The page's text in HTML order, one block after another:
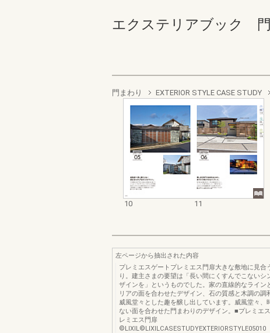
エクステリアブック 門
門まわり EXTERIOR STYLE CASE STUDY
10 11
左ページから抽出された内容
プレミエスゲートプレミエス門扉大きな敷地に見合
り。建主さまの要望は「長い間にくすんでこないシ
ザインを」というものでした。家の直線的なライン
リアの面を合わせたデザイン、石の質感と木調の調
威風堂々とした趣を醸し出しています。威風堂々、
ない面を合わせた門まわりのデザイン。■プレミエ
レミエス門扉
©️LIXIL©️LIXILCASESTUDYEXTERIORSTYLE05010